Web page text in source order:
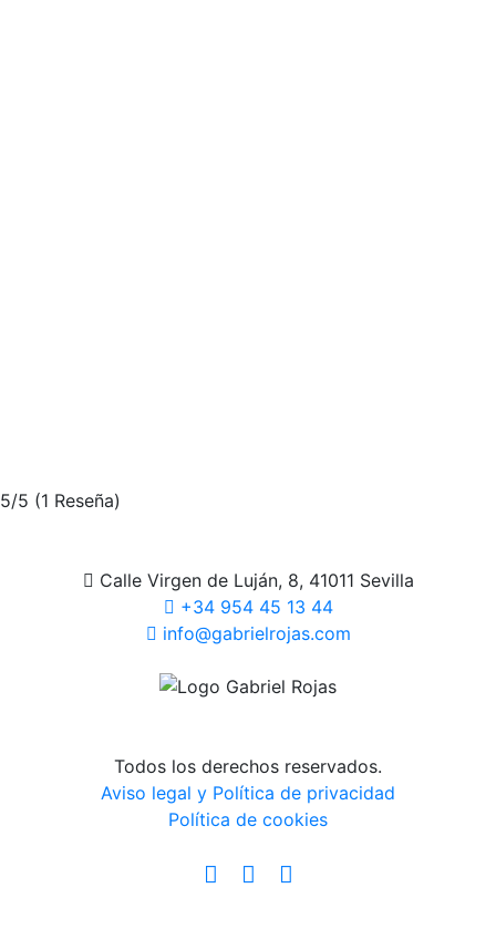
5/5 (1 Reseña)
Calle Virgen de Luján, 8, 41011 Sevilla
+34 954 45 13 44
info@gabrielrojas.com
Todos los derechos reservados.
Aviso legal y Política de privacidad
Política de cookies